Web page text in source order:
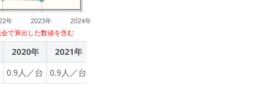
年 2023年 2024年
で算出した数値を含む
2020年 2021年
0.9人／台 0.9人／台